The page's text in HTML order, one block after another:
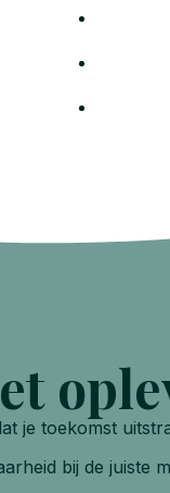
je toekomst
bij de juiste